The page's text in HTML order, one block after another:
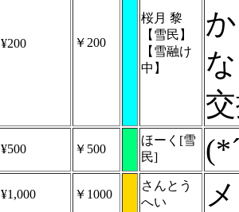
¥200 ￥200
桜月 黎
【雪民】
【雪融け
中】
¥500 ￥500
ほーく[雪
民]
¥1,000 ￥1000
さんとう
へい